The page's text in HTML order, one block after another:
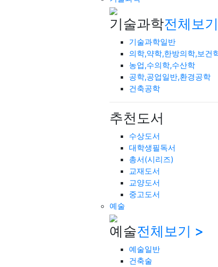
기술과학전체보
기술과학일반
의학,약학,한방의학,보건
농업,수의학,수산학
공학,공업일반,환경공학
건축공학
추천도서
수상도서
대학생필독서
총서(시리즈)
교재도서
교양도서
중고도서
예술
예술전체보기 >
예술일반
건축술